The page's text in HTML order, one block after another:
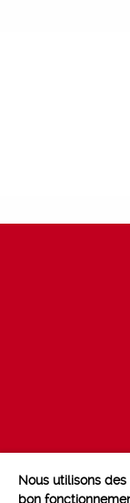
Nous utilisons
bon